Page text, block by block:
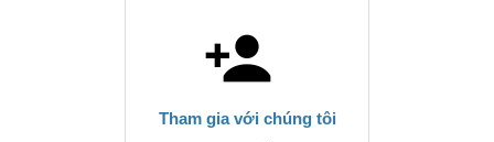
Tham gia với chúng tôi